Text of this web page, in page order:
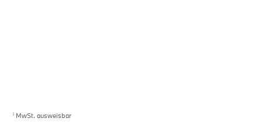
i MwSt. ausweisbar